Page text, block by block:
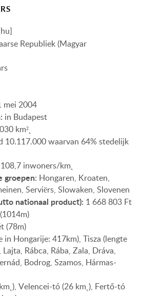
Republiek (Magyar
mei 2004
in Budapest
km²˛
10.117.000 waarvan 64% stedelijk
108,7 inwoners/km˛
groepen: Hongaren, Kroaten,
Serviërs, Slowaken, Slovenen
nationaal product): 1 668 803 Ft
(78m)
in Hongarije: 417km), Tisza (lengte
Rábca, Rába, Zala, Dráva,
Bodrog, Szamos, Hármas-
Velencei-tó (26 km˛), Fertő-tó